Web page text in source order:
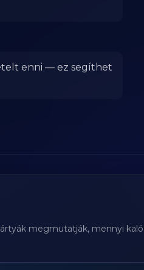
enni — ez segíthet
megmutatják, mennyi